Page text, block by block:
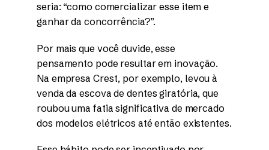
seria: “como comercializar esse item e
ganhar da concorrência?”.
Por mais que você duvide, esse
pensamento pode resultar em inovação.
Na empresa Crest, por exemplo, levou à
venda da escova de dentes giratória, que
roubou uma fatia significativa de mercado
dos modelos elétricos até então existentes.